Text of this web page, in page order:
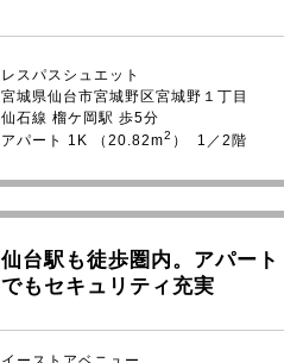
レスパスシュエット
宮城県仙台市宮城野区宮城野１丁目
仙石線 榴ケ岡駅 歩5分
アパート 1K （20.82m2 ） 1／2階
仙台駅も徒歩圏内。アパート
でもセキュリティ充実